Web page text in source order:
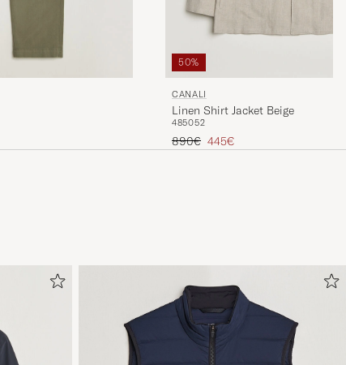
50%
CANALI
Linen Shirt Jacket Beige
485052
Tavallinen hinta
890€ Alennettu hinta
445€